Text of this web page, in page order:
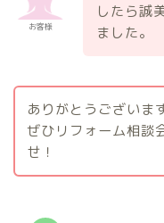
お客様
したら誠
ました。
ありがとうございま
ぜひリフォーム相談
せ！